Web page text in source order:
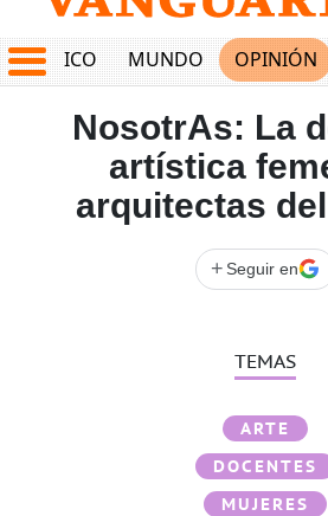
MÉXICO MUNDO OPINIÓN
NosotrAs: La
artística
arquitectas
+ Seguir en
TEMAS
ARTE
DOCENTES
MUJERES